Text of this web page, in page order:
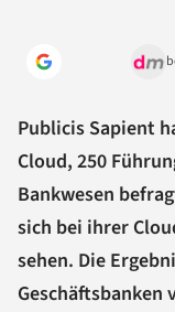
Publicis Sapient
Cloud, 250
Bankwesen
sich bei ihrer
sehen. Die
Geschäftsbanken